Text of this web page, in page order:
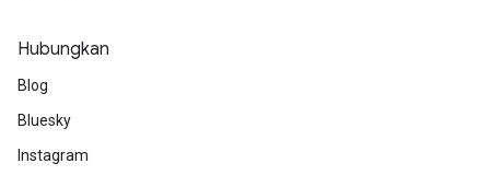
Hubungkan
Blog
Bluesky
Instagram